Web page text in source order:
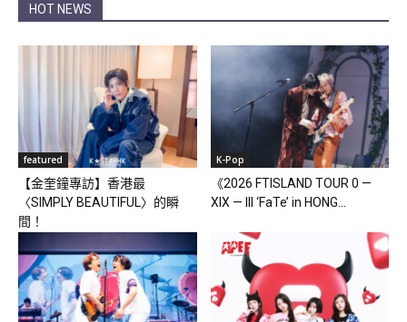
HOT NEWS
featured
【金奎鐘專訪】香港最
〈SIMPLY BEAUTIFUL〉的瞬
間！
K-Pop
《2026 FTISLAND TOUR 0 —
XIX — III ‘FaTe’ in HONG...